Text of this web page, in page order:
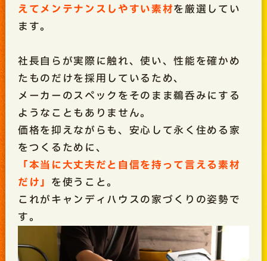
えてメンテナンスしやすい素材を厳選してい
ます。
社長自らが実際に触れ、使い、性能を確かめ
たものだけを採用しているため、
メーカーのスペックをそのまま鵜呑みにする
ようなこともありません。
価格を抑えながらも、安心して永く住める家
をつくるために、
「本当に大丈夫だと自信を持って言える素材
だけ」 を使うこと。
これがキャンディハウスの家づくりの姿勢で
す。